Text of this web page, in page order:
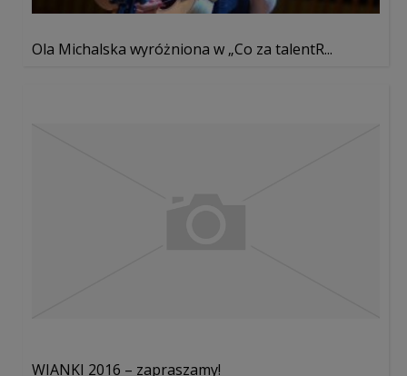
Ola Michalska wyróżniona w „Co za talentR...
WIANKI 2016 – zapraszamy!